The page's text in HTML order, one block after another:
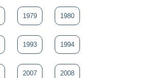
1979 1980
1993 1994
2007 2008